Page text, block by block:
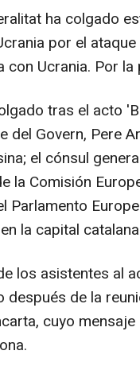
ha colgado
por el
con Ucrania. Por
tras el acto
del Govern, Pere
el cónsul
la Comisión
Parlamento
la capital
los asistentes al
después de la
cuyo